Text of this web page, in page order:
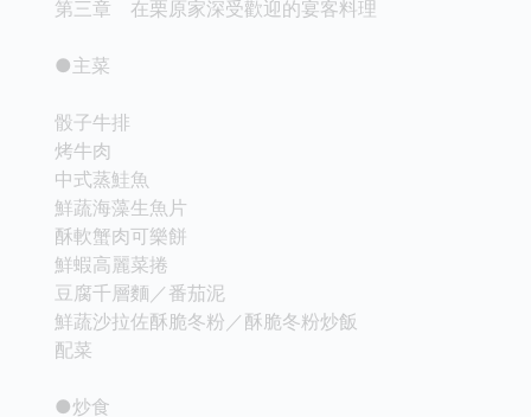
第三章 在栗原家深受歡迎的宴客料理
●主菜
骰子牛排
烤牛肉
中式蒸鮭魚
鮮蔬海藻生魚片
酥軟蟹肉可樂餅
鮮蝦高麗菜捲
豆腐千層麵／番茄泥
鮮蔬沙拉佐酥脆冬粉／酥脆冬粉炒飯
配菜
●炒食